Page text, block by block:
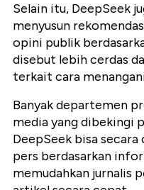
Selain itu, DeepSeek
menyusun
opini publik
disebut lebih cerdas
terkait cara
Banyak departemen
media yang dibekingi
DeepSeek bisa
pers berdasarkan
memudahkan jurnalis